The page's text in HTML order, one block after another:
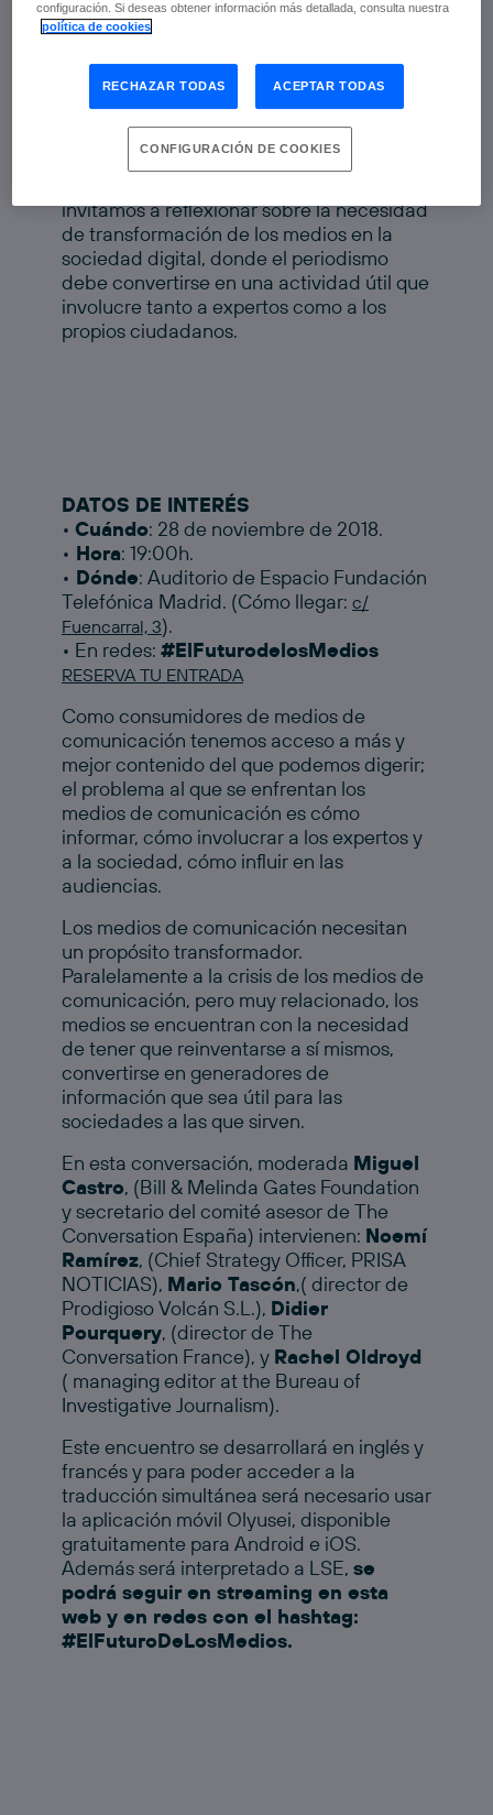
En una sociedad donde prima el concepto
de sobreinformación, y los consumidores
tienen acceso a más contenido del que
pueden digerir, los medios de
comunicación debe reinventarse, para
ofrecer a los ciudadanos una información
útil, destinada a aportar algo a la
invitamos a reflexionar sobre la necesidad
de transformación de los medios en la
sociedad digital, donde el periodismo
debe convertirse en una actividad útil que
involucre tanto a expertos como a los
propios ciudadanos.
DATOS DE INTERÉS
• Cuándo: 28 de noviembre de 2018.
• Hora: 19:00h.
• Dónde: Auditorio de Espacio Fundación
Telefónica Madrid. (Cómo llegar: c/
Fuencarral, 3).
• En redes: #ElFuturodelosMedios
RESERVA TU ENTRADA
Como consumidores de medios de
comunicación tenemos acceso a más y
mejor contenido del que podemos digerir;
el problema al que se enfrentan los
medios de comunicación es cómo
informar, cómo involucrar a los expertos y
a la sociedad, cómo influir en las
audiencias.
Los medios de comunicación necesitan
un propósito transformador.
Paralelamente a la crisis de los medios de
comunicación, pero muy relacionado, los
medios se encuentran con la necesidad
de tener que reinventarse a sí mismos,
convertirse en generadores de
información que sea útil para las
sociedades a las que sirven.
En esta conversación, moderada Miguel
Castro, (Bill & Melinda Gates Foundation
y secretario del comité asesor de The
Conversation España) intervienen: Noemí
Ramírez, (Chief Strategy Officer, PRISA
NOTICIAS), Mario Tascón,( director de
Prodigioso Volcán S.L.), Didier
Pourquery, (director de The
Conversation France), y Rachel Oldroyd
( managing editor at the Bureau of
Investigative Journalism).
Este encuentro se desarrollará en inglés y
francés y para poder acceder a la
traducción simultánea será necesario usar
la aplicación móvil Olyusei, disponible
gratuitamente para Android e iOS.
Además será interpretado a LSE, se
podrá seguir en streaming en esta
web y en redes con el hashtag:
#ElFuturoDeLosMedios.
configuración. Si deseas obtener información más detallada, consulta nuestra
política de cookies
RECHAZAR TODAS ACEPTAR TODAS
CONFIGURACIÓN DE COOKIES